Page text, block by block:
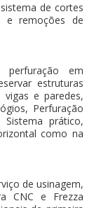
de cortes
e remoções de
perfuração em
estruturas
e paredes,
Perfuração
prático,
como na
de usinagem,
CNC e Frezza